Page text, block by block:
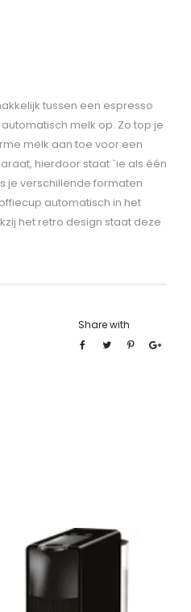
tussen een espresso
melk op. Zo top je
melk aan toe voor een
hierdoor staat `ie als één
je verschillende formaten
automatisch in het
het retro design staat deze
Share with